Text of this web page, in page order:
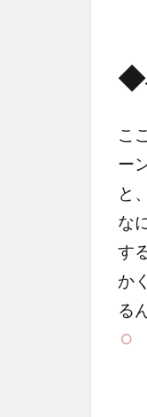
◆
こ
ー
と
な
す
か
る